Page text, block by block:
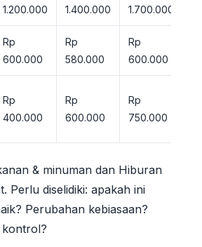
1.200.000
1.400.000
1.700.000
Rp
600.000
Rp
580.000
Rp
600.000
Rp
400.000
Rp
600.000
Rp
750.000
& minuman dan Hiburan
Perlu diselidiki: apakah ini
Perubahan kebiasaan?